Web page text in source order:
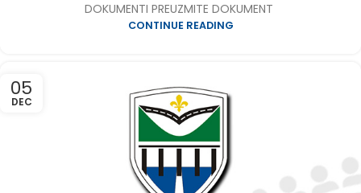
DOKUMENTI PREUZMITE DOKUMENT
CONTINUE READING
05
DEC